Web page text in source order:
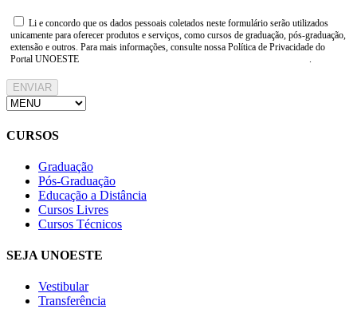
Li e concordo que os dados pessoais coletados neste formulário serão utilizados
unicamente para oferecer produtos e serviços, como cursos de graduação, pós-graduação,
extensão e outros. Para mais informações, consulte nossa Política de Privacidade do
Portal UNOESTE
.
ENVIAR
CURSOS
Graduação
Pós-Graduação
Educação a Distância
Cursos Livres
Cursos Técnicos
SEJA UNOESTE
Vestibular
Transferência